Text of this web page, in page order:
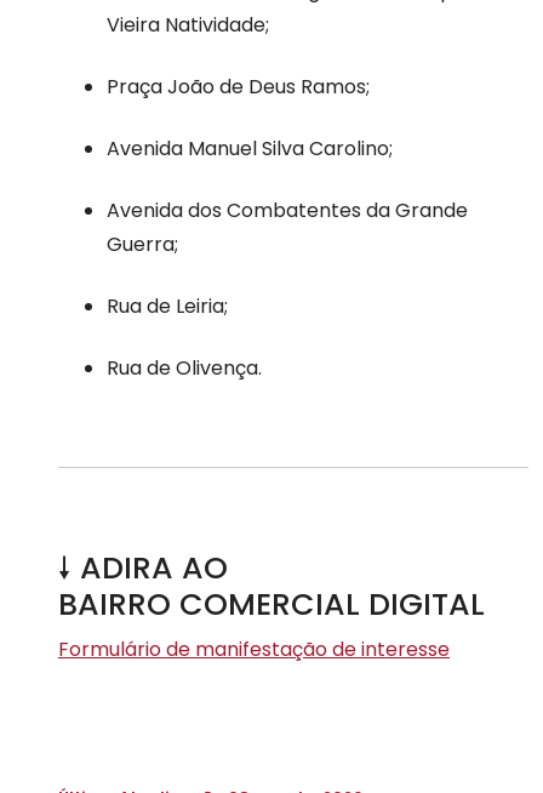
Vieira Natividade;
Praça João de Deus Ramos;
Avenida Manuel Silva Carolino;
Avenida dos Combatentes da Grande
Guerra;
Rua de Leiria;
Rua de Olivença.
🠗 ADIRA AO
BAIRRO COMERCIAL DIGITAL
Formulário de manifestação de interesse